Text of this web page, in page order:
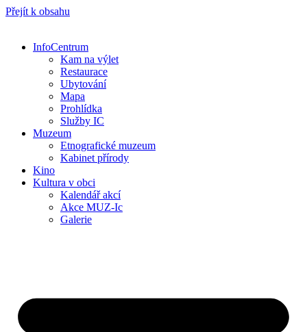
Přejít k obsahu
InfoCentrum
Kam na výlet
Restaurace
Ubytování
Mapa
Prohlídka
Služby IC
Muzeum
Etnografické muzeum
Kabinet přírody
Kino
Kultura v obci
Kalendář akcí
Akce MUZ-Ic​
Galerie